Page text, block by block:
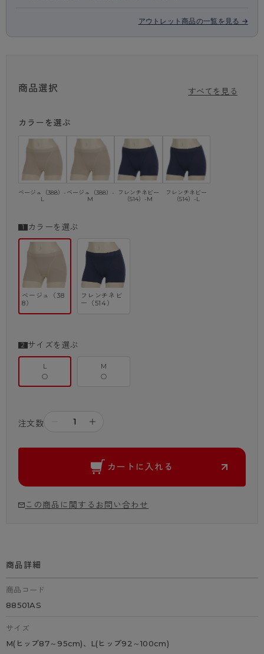
アウトレット商品の一覧を見る →
商品選択 すべてを見る
カラーを選ぶ
ベージュ（388）-
L
ベージュ（388）-
M
フレンチネビー
（514）-M
フレンチネビー
（514）-L
カラーを選ぶ
ベージュ（38
8）
フレンチネビ
ー（514）
サイズを選ぶ
L
○
M
○
注文数 ＋
カートに入れる
この商品に関するお問い合わせ
商品詳細
商品コード
88501AS
サイズ
M(ヒップ87～95cm)、L(ヒップ92～100cm)